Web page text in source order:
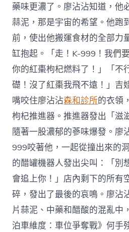
藥味更濃了。廖沾沾知道，他
蒜泥，那是宇宙的希望。他跑
前，使出他搬運食材的全部力
缸抱起。「走！K-999！我們
你的紅棗枸杞燃料了！」「不
礎！沒了紅棗我飛不遠！」吉
嘴咬住廖沾沾森和診所的衣領
枸杞推進器。推進器發出「滋
隨著一股濃郁的蔘味爆發。廖
999咬著他，一起從撞出來的
的醋罐機器人發出尖叫：「別
會追上你！」店內剩下的所有
碎，發出了最後的哀鳴。廖沾
片蒜泥、中藥和醋酸的混亂中
泊車維度：車位爭奪戰》何手